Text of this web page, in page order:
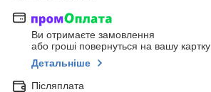
Ви отримаєте замовлення
або гроші повернуться на вашу картку
Детальніше
Післяплата